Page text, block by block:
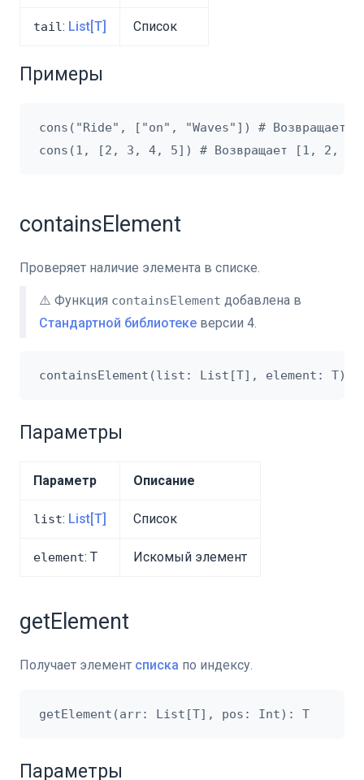
tail: List[T] Список
Примеры
cons("Ride", ["on", "Waves"]) # Возвращает
containsElement
Проверяет наличие элемента в списке.
⚠️ Функция containsElement добавлена в
Стандартной библиотеке версии 4.
Параметры
Параметр Описание
list: List[T] Список
element: T Искомый элемент
getElement
Получает элемент списка по индексу.
Параметры